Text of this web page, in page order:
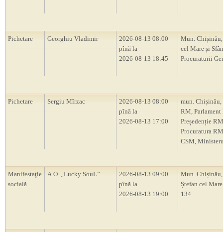
Pichetare Georghiu Vladimir
2026-08-13 08:00
pînă la
2026-08-13 18:45
Mun.
cel Mare și
Procuraturii
Pichetare Sergiu Mîrzac
2026-08-13 08:00
pînă la
2026-08-13 17:00
mun. Chișinău,
RM, Parlament
Președenție
Procuratura
CSM,
Manifestaţie
socială
A.O. „Lucky SouL”
2026-08-13 09:00
pînă la
2026-08-13 19:00
Mun.
Ștefan cel
134